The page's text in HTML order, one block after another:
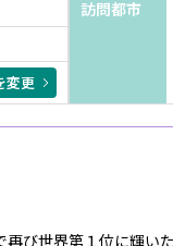
変更
訪問都市
び世界第１位に輝い